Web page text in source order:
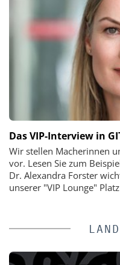
Das VIP-Interview in
Wir stellen Macherinnen
vor. Lesen Sie zum
Dr. Alexandra Forster
unserer "VIP Lounge"